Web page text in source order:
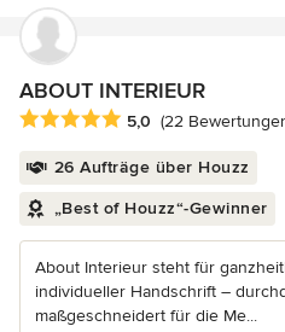
ABOUT INTERIEUR
Durchschnittliche Bewertung: 5
5,0 (22
26 Aufträge über Houzz
„Best of Houzz“-Gewinner
About Interieur steht für
individueller Handschrift –
maßgeschneidert für die Me...